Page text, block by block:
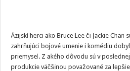
Ázijskí herci ako Bruce Lee či Jackie Chan
zahrňujúci bojové umenie i komédiu
priemysel. Z akého dôvodu sú v
produkcie väčšinou považované za